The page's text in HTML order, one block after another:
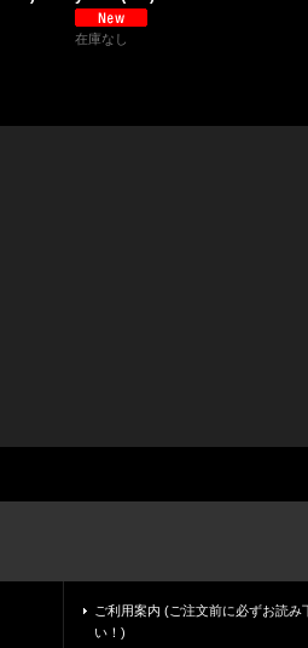
在庫なし
ご利用案内 (ご注文前に必ずお読み
い！)